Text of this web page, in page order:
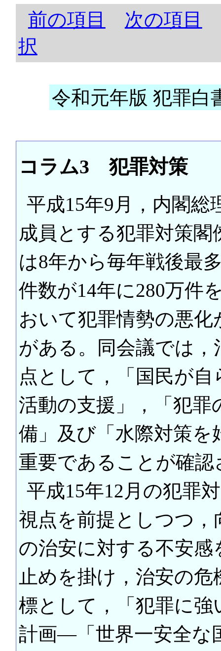
前の項目
次の項目
択
令和元年版 犯罪白
コラム3 犯罪対策
平成15年9月，内閣総
成員とする犯罪対策
は8年から毎年戦後最
件数が14年に280万件
おいて犯罪情勢の悪
がある。同会議では
点として，「国民が
活動の支援」，「犯
備」及び「水際対策
重要であることが確認
平成15年12月の犯罪
視点を前提としつつ
の治安に対する不安
止めを掛け，治安の
標として，「犯罪に
計画―「世界一安全な